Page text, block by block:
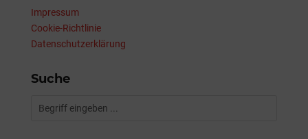
Impressum
Cookie-Richtlinie
Datenschutzerklärung
Suche